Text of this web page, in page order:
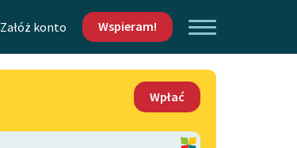
Załóż konto Wspieram!
Kontakt
Wpłać